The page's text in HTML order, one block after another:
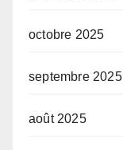
octobre 2025
septembre 2025
août 2025